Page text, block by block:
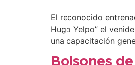
El reconocido
Hugo Yelpo” el
una capacitación
Bolsones